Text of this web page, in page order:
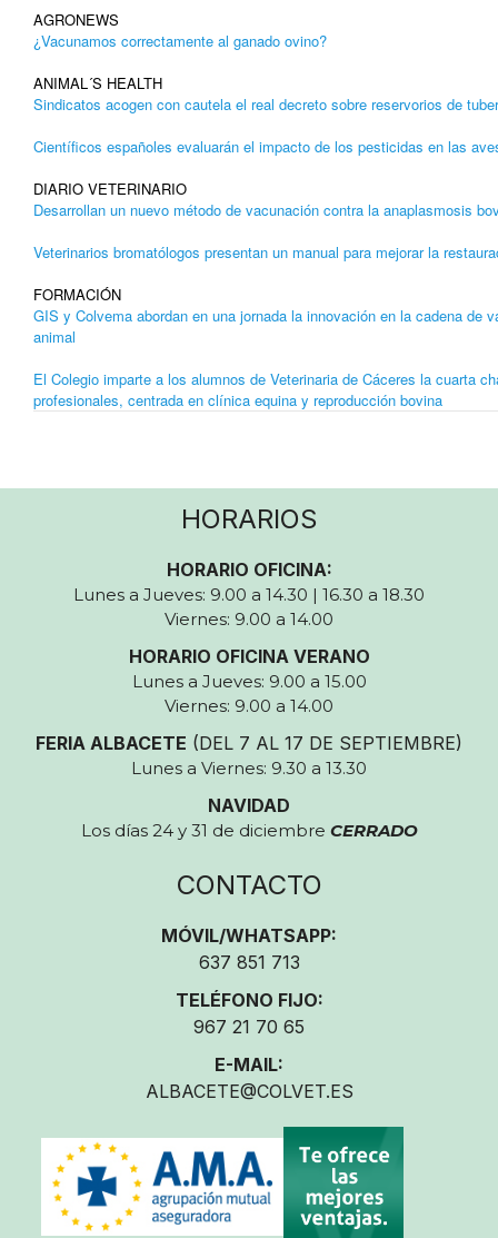
AGRONEWS
¿Vacunamos correctamente al ganado ovino?
ANIMAL´S HEALTH
Sindicatos acogen con cautela el real decreto sobre reservorios de
Científicos españoles evaluarán el impacto de los pesticidas en las
DIARIO VETERINARIO
Desarrollan un nuevo método de vacunación contra la anaplasmosis
Veterinarios bromatólogos presentan un manual para mejorar la
FORMACIÓN
GIS y Colvema abordan en una jornada la innovación en la cadena de
animal
El Colegio imparte a los alumnos de Veterinaria de Cáceres la cuarta
profesionales, centrada en clínica equina y reproducción bovina
HORARIOS
HORARIO OFICINA:
Lunes a Jueves: 9.00 a 14.30 | 16.30 a 18.30
Viernes: 9.00 a 14.00
HORARIO OFICINA VERANO
Lunes a Jueves: 9.00 a 15.00
Viernes: 9.00 a 14.00
FERIA ALBACETE (DEL 7 AL 17 DE SEPTIEMBRE)
Lunes a Viernes: 9.30 a 13.30
NAVIDAD
Los días 24 y 31 de diciembre CERRADO
CONTACTO
MÓVIL/WHATSAPP:
637 851 713
TELÉFONO FIJO:
967 21 70 65
E-MAIL:
ALBACETE@COLVET.ES